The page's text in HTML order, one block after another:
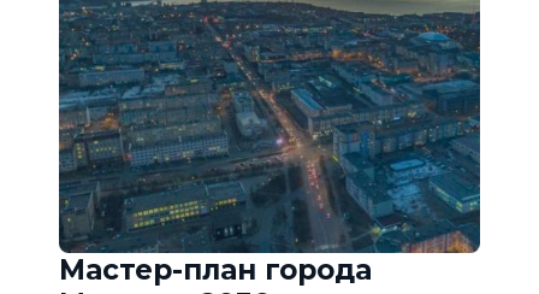
Мастер-план города